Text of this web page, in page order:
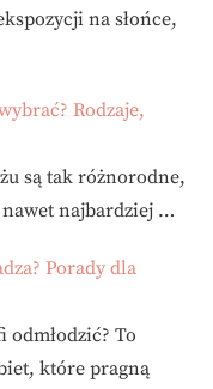
na słońce,
Rodzaje,
są tak różnorodne,
nawet najbardziej …
Porady dla
To
które pragną